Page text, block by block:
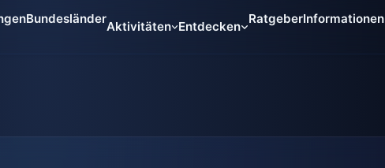
Bundesländer
Aktivitäten Entdecken
RatgeberInformationen